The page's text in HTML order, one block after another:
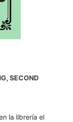
SECOND
la librería el